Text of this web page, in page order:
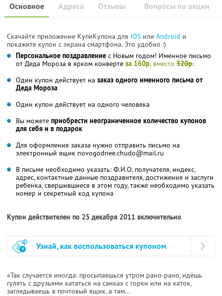
Основное Отзывы Вопросы по акции
Адреса
Скачайте приложение КупиКупона для IOS или Android и
покажите купон с экрана смартфона. Это удобно :)
Персональное поздравление с Новым годом! Именное письмо
от Деда Мороза в ярком конверте за 160р. вместо 320р.
Один купон действует на заказ одного именного письма от
Деда Мороза
Один купон действует на одного человека
Вы можете приобрести неограниченное количество купонов
для себя и в подарок
Для оформления заказа нужно отправить письмо на
электронный ящик novogodnee.chudo@mail.ru
В письме необходимо указать: Ф.И.О. получателя, индекс,
адрес, контактные данные поздравителя, достижения и заслуги
ребенка, свершившиеся в этом году, также необходимо указать
номер и секретный код купона
Купон действителен по 25 декабря 2011 включительно
Узнай, как воспользоваться купоном
«Так случается иногда: просыпаешься утром рано-рано, идёшь
гулять с друзьями кататься на санках с горки или на каток,
заглядываешь в почтовый ящик, а там...